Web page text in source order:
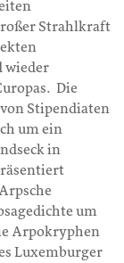
Strahlkraft
wieder
Die
Stipendiaten
um ein
in
um
Arpokryphen
Luxemburger